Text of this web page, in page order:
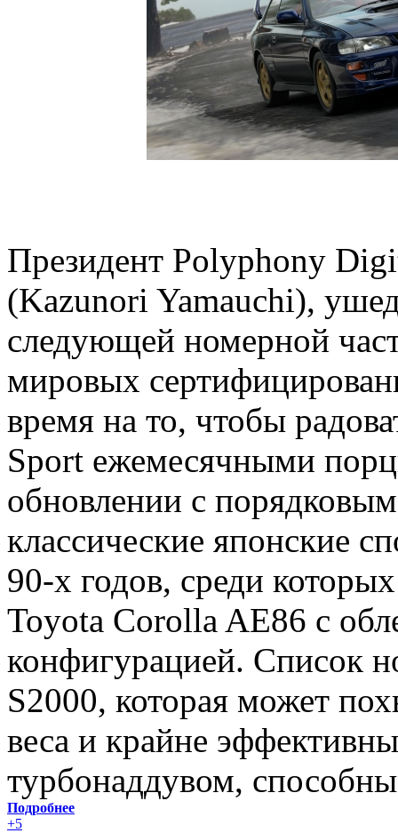
Президент Polyphony
(Kazunori Yamauchi),
следующей номерной
мировых
время на то, чтобы
Sport ежемесячными
обновлении с
классические японские
90-х годов, среди
Toyota Corolla AE86 с
конфигурацией. Список
S2000, которая может
веса и крайне
турбонаддувом,
Подробнее
+5